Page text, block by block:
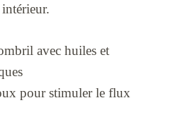
avec huiles et
pour stimuler le flux